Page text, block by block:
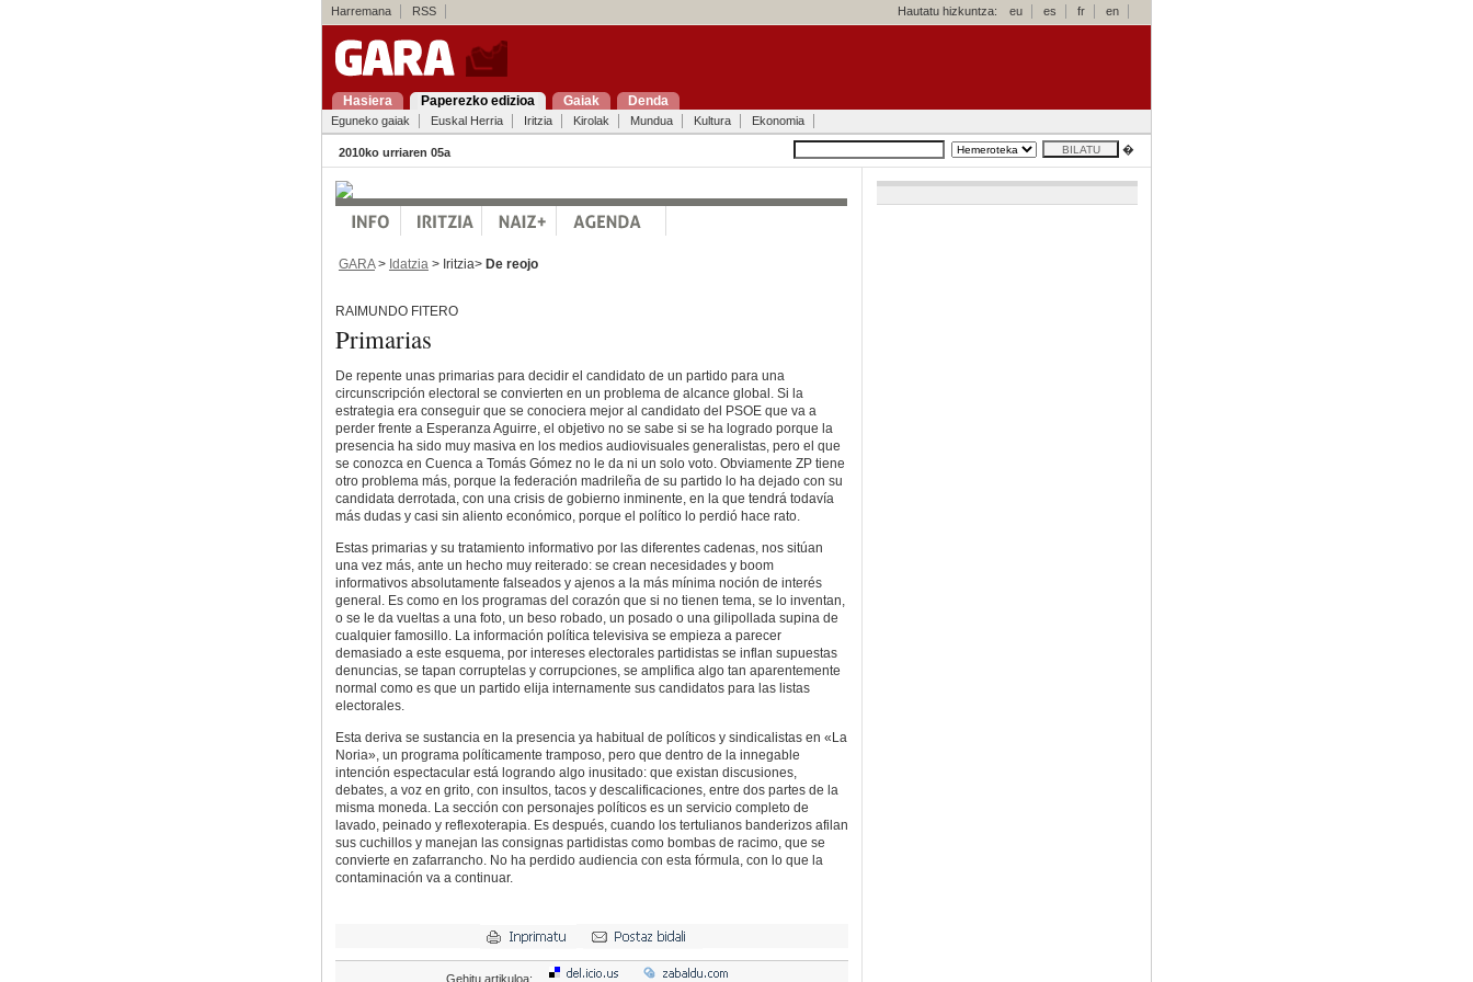
Harremana RSS Hautatu hizkuntza: eu es fr en
Hasiera Paperezko edizioa Gaiak Denda
Eguneko gaiak Euskal Herria Iritzia Kirolak Mundua Kultura Ekonomia
2010ko urriaren 05a �
GARA> Idatzia > Iritzia> De reojo
RAIMUNDO FITERO
Primarias
De repente unas primarias para decidir el candidato de un partido para una
circunscripción electoral se convierten en un problema de alcance global. Si la
estrategia era conseguir que se conociera mejor al candidato del PSOE que va a
perder frente a Esperanza Aguirre, el objetivo no se sabe si se ha logrado porque la
presencia ha sido muy masiva en los medios audiovisuales generalistas, pero el que
se conozca en Cuenca a Tomás Gómez no le da ni un solo voto. Obviamente ZP tiene
otro problema más, porque la federación madrileña de su partido lo ha dejado con su
candidata derrotada, con una crisis de gobierno inminente, en la que tendrá todavía
más dudas y casi sin aliento económico, porque el político lo perdió hace rato.
Estas primarias y su tratamiento informativo por las diferentes cadenas, nos sitúan
una vez más, ante un hecho muy reiterado: se crean necesidades y boom
informativos absolutamente falseados y ajenos a la más mínima noción de interés
general. Es como en los programas del corazón que si no tienen tema, se lo inventan,
o se le da vueltas a una foto, un beso robado, un posado o una gilipollada supina de
cualquier famosillo. La información política televisiva se empieza a parecer
demasiado a este esquema, por intereses electorales partidistas se inflan supuestas
denuncias, se tapan corruptelas y corrupciones, se amplifica algo tan aparentemente
normal como es que un partido elija internamente sus candidatos para las listas
electorales.
Esta deriva se sustancia en la presencia ya habitual de políticos y sindicalistas en «La
Noria», un programa políticamente tramposo, pero que dentro de la innegable
intención espectacular está logrando algo inusitado: que existan discusiones,
debates, a voz en grito, con insultos, tacos y descalificaciones, entre dos partes de la
misma moneda. La sección con personajes políticos es un servicio completo de
lavado, peinado y reflexoterapia. Es después, cuando los tertulianos banderizos afilan
sus cuchillos y manejan las consignas partidistas como bombas de racimo, que se
convierte en zafarrancho. No ha perdido audiencia con esta fórmula, con lo que la
contaminación va a continuar.
Gehitu artikuloa: